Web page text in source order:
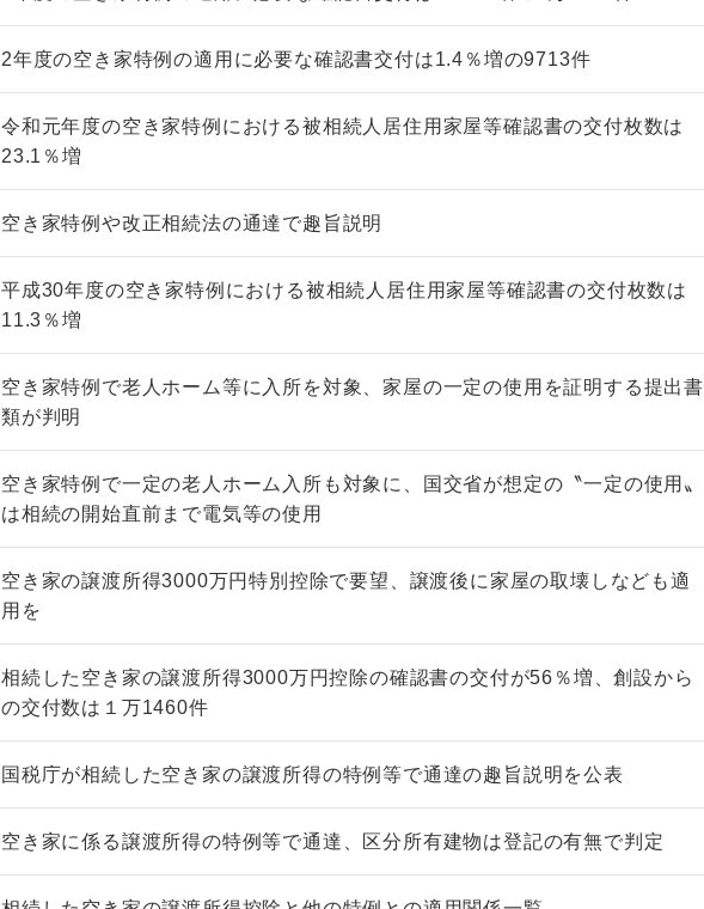
2年度の空き家特例の適用に必要な確認書交付は1.4％増の9713件
令和元年度の空き家特例における被相続人居住用家屋等確認書の交付枚数は
23.1％増
空き家特例や改正相続法の通達で趣旨説明
平成30年度の空き家特例における被相続人居住用家屋等確認書の交付枚数は
11.3％増
空き家特例で老人ホーム等に入所を対象、家屋の一定の使用を証明する提出書
類が判明
空き家特例で一定の老人ホーム入所も対象に、国交省が想定の〝一定の使用〟
は相続の開始直前まで電気等の使用
空き家の譲渡所得3000万円特別控除で要望、譲渡後に家屋の取壊しなども適
用を
相続した空き家の譲渡所得3000万円控除の確認書の交付が56％増、創設から
の交付数は１万1460件
国税庁が相続した空き家の譲渡所得の特例等で通達の趣旨説明を公表
空き家に係る譲渡所得の特例等で通達、区分所有建物は登記の有無で判定